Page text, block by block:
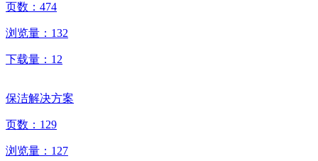
页数： 474
浏览量： 132
下载量： 12
保洁解决方案
页数： 129
浏览量： 127